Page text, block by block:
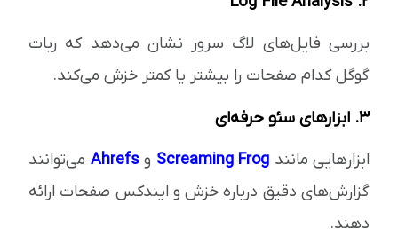
بررسی فایل‌های لاگ سرور نشان می‌دهد که ربات
گوگل کدام صفحات را بیشتر یا کمتر خزش می‌کند.
۳. ابزارهای سئو حرفه‌ای
ابزارهایی مانند Screaming Frog وAhrefs می‌توانند
گزارش‌های دقیق درباره خزش و ایندکس صفحات ارائه
دهند.